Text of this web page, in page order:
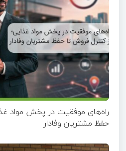
راه‌های موفقیت در پخش مواد
حفظ مشتریان وفادار